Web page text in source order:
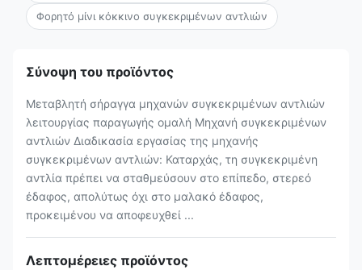
Φορητό μίνι κόκκινο συγκεκριμένων αντλιών
Σύνοψη του προϊόντος
Μεταβλητή σήραγγα μηχανών συγκεκριμένων αντλιών
λειτουργίας παραγωγής ομαλή Μηχανή συγκεκριμένων
αντλιών Διαδικασία εργασίας της μηχανής
συγκεκριμένων αντλιών: Καταρχάς, τη συγκεκριμένη
αντλία πρέπει να σταθμεύσουν στο επίπεδο, στερεό
έδαφος, απολύτως όχι στο μαλακό έδαφος,
προκειμένου να αποφευχθεί ...
Λεπτομέρειες προϊόντος